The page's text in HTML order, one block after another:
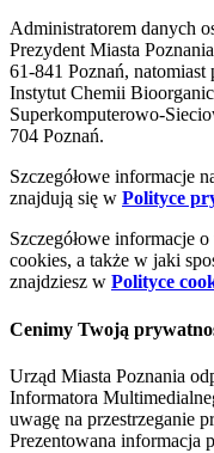
Administratorem danych
Prezydent Miasta
61-841 Poznań,
Instytut Chemii
Superkomputerowo-
704 Poznań.
Szczegółowe informacje
znajdują się w Polityce
Szczegółowe informacje
cookies, a także w jaki
znajdziesz w Polityce
Cenimy Twoją
Urząd Miasta Poznania
Informatora
uwagę na przestrzeganie
Prezentowana informacja